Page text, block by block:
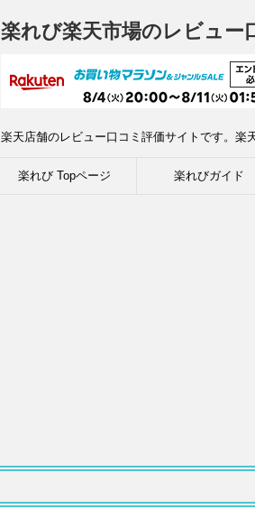
楽れび楽天市場のレビュー
楽天店舗のレビュー口コミ評価サイトです。楽
楽れび Topページ 楽れびガイド